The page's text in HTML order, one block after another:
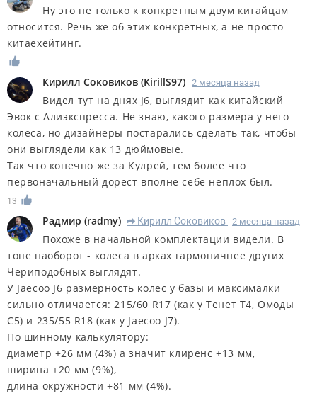
Ну это не только к конкретным двум китайцам
относится. Речь же об этих конкретных, а не просто
китаехейтинг.
Кирилл Соковиков (KirillS97) 2 месяца назад
Видел тут на днях J6, выглядит как китайский
Эвок с Алиэкспресса. Не знаю, какого размера у него
колеса, но дизайнеры постарались сделать так, чтобы
они выглядели как 13 дюймовые.
Так что конечно же за Кулрей, тем более что
первоначальный дорест вполне себе неплох был.
13
Радмир (radmy) R Кирилл Соковиков 2 месяца назад
Похоже в начальной комплектации видели. В
топе наоборот - колеса в арках гармоничнее других
Чериподобных выглядят.
У Jaecoo J6 размерность колес у базы и максималки
сильно отличается: 215/60 R17 (как у Тенет Т4, Омоды
С5) и 235/55 R18 (как у Jaecoo J7).
По шинному калькулятору:
диаметр +26 мм (4%) а значит клиренс +13 мм,
ширина +20 мм (9%),
длина окружности +81 мм (4%).